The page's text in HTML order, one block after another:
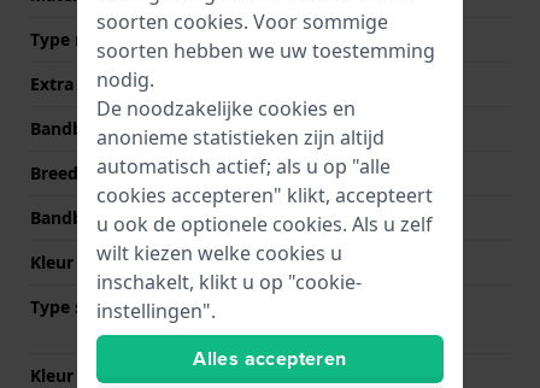
Type materiaal
Extra info
Bandbreedte
22 mm
Breedte bandaanzet
22 mm
Bandbreedte bij sluiting
20 mm
Kleur Band
Zwart
Type sluiting
drukknoppen
Kleur sluiting
Zwart
soorten cookies. Voor sommige
soorten hebben we uw toestemming
nodig.
De noodzakelijke cookies en
anonieme statistieken zijn altijd
automatisch actief; als u op "alle
cookies accepteren" klikt, accepteert
u ook de optionele cookies. Als u zelf
wilt kiezen welke cookies u
inschakelt, klikt u op "cookie-
instellingen".
Alles accepteren